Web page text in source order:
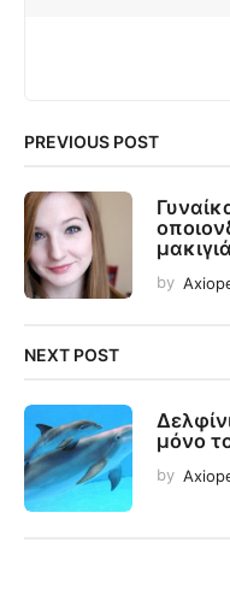
PREVIOUS POST
by
NEXT POST
μόνο
by